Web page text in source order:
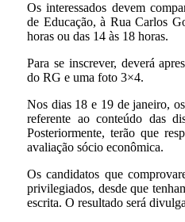
Os interessados devem
de Educação, à Rua Carlos
horas ou das 14 às 18 horas.
Para se inscrever, deverá
do RG e uma foto 3×4.
Nos dias 18 e 19 de janeiro,
referente ao conteúdo das
Posteriormente, terão que
avaliação sócio econômica.
Os candidatos que
privilegiados, desde que
escrita. O resultado será